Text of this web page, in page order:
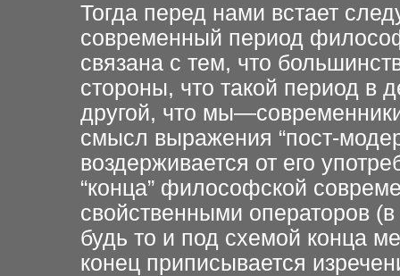
Тогда перед нами встает
современный период
связана с тем, что
стороны, что такой период в
другой, что
смысл выражения “пост-
воздерживается от его
“конца” философской
свойственными операторов
будь то и под схемой конца
конец приписывается